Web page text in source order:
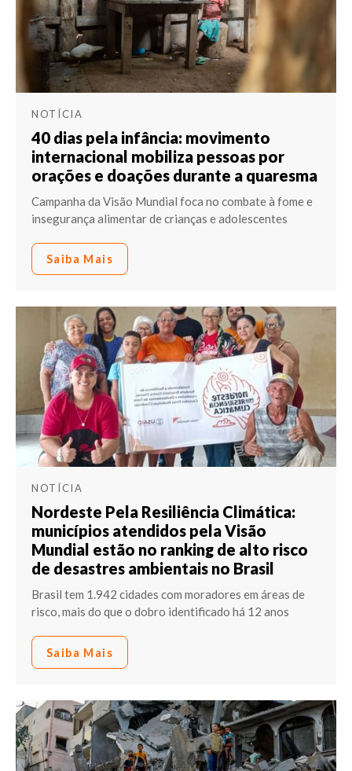
NOTÍCIA
40 dias pela infância: movimento
internacional mobiliza pessoas por
orações e doações durante a quaresma
Campanha da Visão Mundial foca no combate à fome e
insegurança alimentar de crianças e adolescentes
Saiba Mais
NOTÍCIA
Nordeste Pela Resiliência Climática:
municípios atendidos pela Visão
Mundial estão no ranking de alto risco
de desastres ambientais no Brasil
Brasil tem 1.942 cidades com moradores em áreas de
risco, mais do que o dobro identificado há 12 anos
Saiba Mais